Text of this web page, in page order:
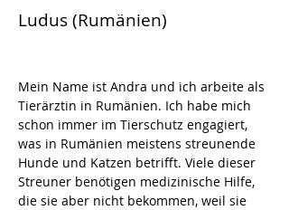
Ludus (Rumänien)
Mein Name ist Andra und ich arbeite als
Tierärztin in Rumänien. Ich habe mich
schon immer im Tierschutz engagiert,
was in Rumänien meistens streunende
Hunde und Katzen betrifft. Viele dieser
Streuner benötigen medizinische Hilfe,
die sie aber nicht bekommen, weil sie